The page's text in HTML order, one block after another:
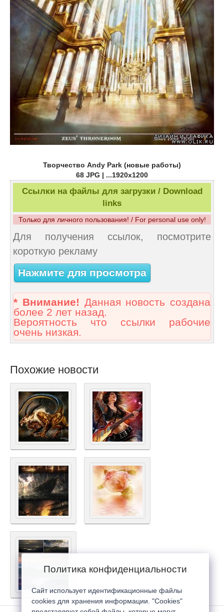
Творчество Andy Park (новые работы)
68 JPG | ...1920x1200
Ссылки на файлы для загрузки / Download
links
Только для личного пользования! / For personal use only!
Для получения ссылок, посмотрите
короткую рекламу
Нажмите для просмотра
* Внимание! Данная новость создана
более 2 лет назад.
Вероятность что ссылки рабочие
очень низкая.
Похожие новости
Политика конфиденциальности
Сайт использует идентификационные файлы
cookies для хранения информации. "Cookies"